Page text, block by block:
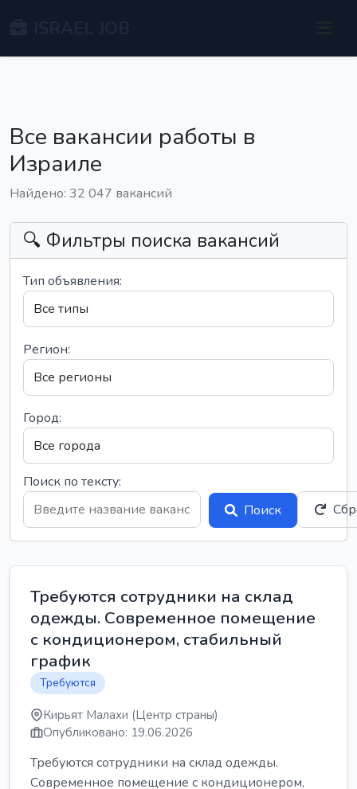
Все вакансии работы в
Израиле
Найдено: 32 047 вакансий
🔍 Фильтры поиска вакансий
Тип объявления:
Регион:
Город:
Поиск по тексту:
Поиск
Требуются сотрудники на склад
одежды. Современное помещение
с кондиционером, стабильный
график
Требуются
Кирьят Малахи (Центр страны)
Опубликовано: 19.06.2026
Требуются сотрудники на склад одежды.
Современное помещение с кондиционером,